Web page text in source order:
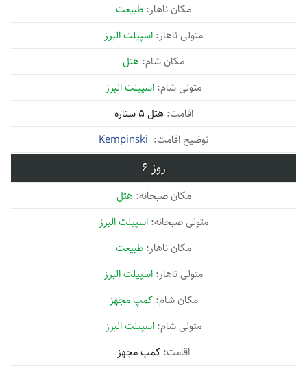
طبیعت
اسپیلت البرز
هتل
اسپیلت البرز
هتل 5 ستاره
Kempinski
6
هتل
اسپیلت البرز
طبیعت
اسپیلت البرز
کمپ مجهز
اسپیلت البرز
کمپ مجهز